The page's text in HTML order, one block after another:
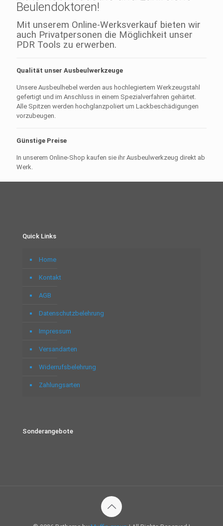
Beulendoktoren!
Mit unserem Online-Werksverkauf bieten wir
auch Privatpersonen die Möglichkeit unser
PDR Tools zu erwerben.
Qualität unser Ausbeulwerkzeuge
Unsere Ausbeulhebel werden aus hochlegiertem Werkzeugstahl
gefertigt und im Anschluss in einem Spezialverfahren gehärtet.
Alle Spitzen werden hochglanzpoliert um Lackbeschädigungen
vorzubeugen.
Günstige Preise
In unserem Online-Shop kaufen sie ihr Ausbeulwerkzeug direkt ab
Werk.
Quick Links
Home
Kontakt
AGB
Datenschutzbelehrung
Impressum
Versandarten
Widerrufsbelehrung
Zahlungsarten
Sonderangebote